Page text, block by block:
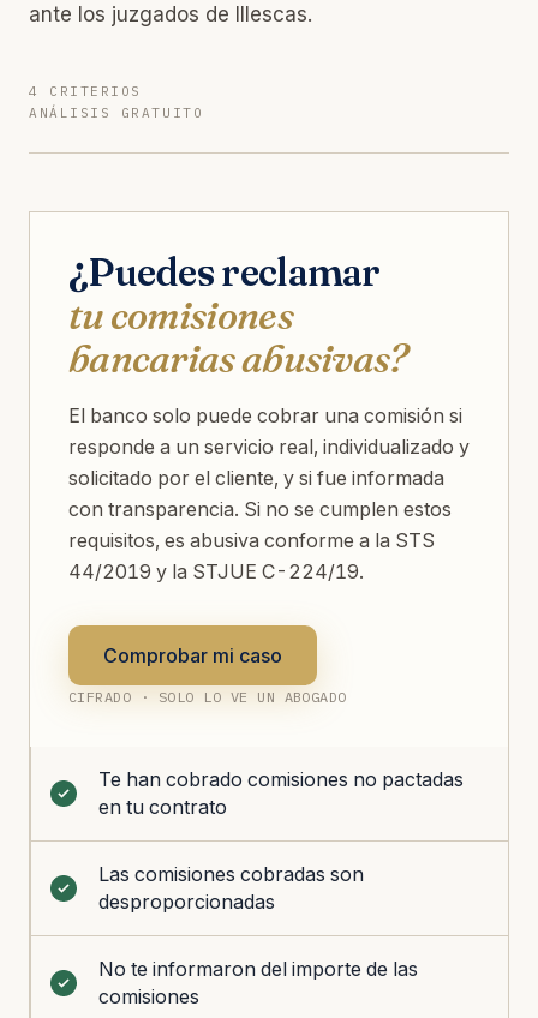
ante los juzgados de Illescas.
4 CRITERIOS
ANÁLISIS GRATUITO
¿Puedes reclamar
tu comisiones
bancarias abusivas?
El banco solo puede cobrar una comisión si
responde a un servicio real, individualizado y
solicitado por el cliente, y si fue informada
con transparencia. Si no se cumplen estos
requisitos, es abusiva conforme a la STS
44/2019 y la STJUE C-224/19.
Comprobar mi caso
CIFRADO · SOLO LO VE UN ABOGADO
Te han cobrado comisiones no pactadas
en tu contrato
Las comisiones cobradas son
desproporcionadas
No te informaron del importe de las
comisiones